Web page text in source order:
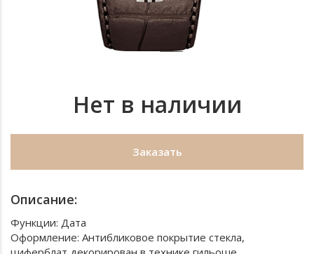
Нет в наличии
Заказать
Описание:
Функции: Дата
Оформление: Антибликовое покрытие стекла,